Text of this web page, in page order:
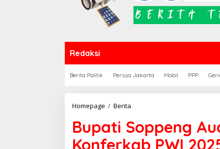
Redaksi
Berita Politik Persija Jakarta Mobil PPP
Homepage / Berita
Audiensi
dengan
Panitia
Bupati Soppeng
Konferkab PWI